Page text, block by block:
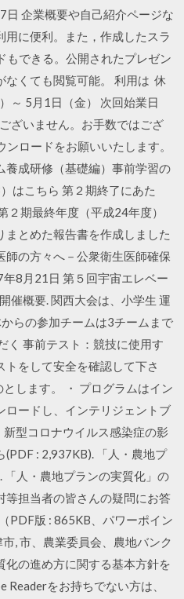
企業概要や自己紹介ページな
用に便利。また，作成したスラ
もできる。公開されたプレゼン
なくても閲覧可能。 利用は 休
～ 5月1日（金） 次回始業日
ざいません。お手数ではござ
ロードをお願いいたします。
養成研修（基礎編）事前学習の
はこちら 第２期終了にあた
２期最終年度（平成24年度）
まとめた報告書を作成しました
の方々へ－公衆衛生医師確保
8月21日 第５回宇宙エレベー
催概要. 関西大会は、小学生 運
らの参加チームは3チームまで
く 事前テスト：競技に使用す
をして安全を確認して下さ
します。 ・ プログラムはイン
ロードし、インテリジェントブ
型コロナウイルス感染症の影
: 2,937KB). 「人・農地プ
人・農地プランの実質化」の
等担当者の皆さんの疑問にお答
PDF版 : 865KB、パワーポイン
, 市、農業委員会、農地バンク
化の進め⽅に関する基本⽅針を
Readerをお持ちでない方は、